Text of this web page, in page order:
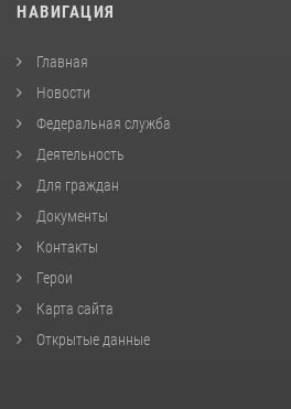
НАВИГАЦИЯ
Главная
Новости
Федеральная служба
Деятельность
Для граждан
Документы
Контакты
Герои
Карта сайта
Открытые данные